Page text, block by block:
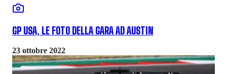
GP USA, LE FOTO DELLA GARA AD AUSTIN
23 ottobre 2022